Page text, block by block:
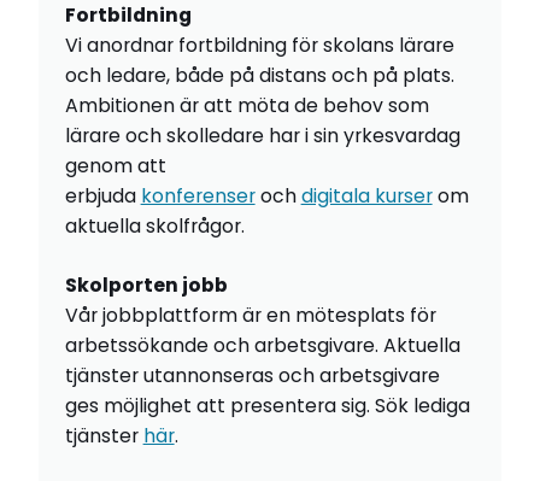
Fortbildning
Vi anordnar fortbildning för skolans lärare
och ledare, både på distans och på plats.
Ambitionen är att möta de behov som
lärare och skolledare har i sin yrkesvardag
genom att
erbjuda konferenserochdigitala kurserom
aktuella skolfrågor.
Skolporten jobb
Vår jobbplattform är en mötesplats för
arbetssökande och arbetsgivare. Aktuella
tjänster utannonseras och arbetsgivare
ges möjlighet att presentera sig. Sök lediga
tjänster här.